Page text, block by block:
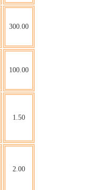
300.00
100.00
1.50
2.00